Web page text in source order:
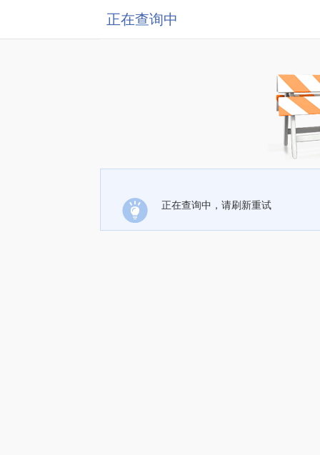
正在查询中
正在查询中，请刷新重试